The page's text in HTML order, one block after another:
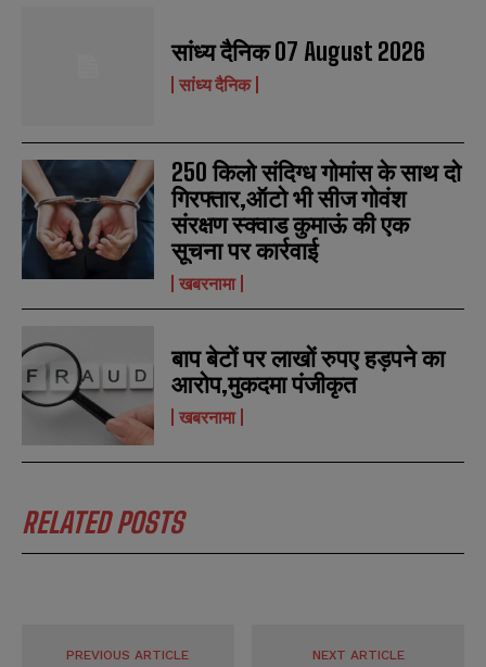
N
m
e
*
E
m
i
u
e
r
s
SUBMIT
N
m
e
*
E
m
i
u
e
r
s
SUBMIT
सांध्य दैनिक 07 August 2026
सांध्य दैनिक
250 किलो संदिग्ध गोमांस के साथ दो
गिरफ्तार,ऑटो भी सीज गोवंश
संरक्षण स्क्वाड कुमाऊं की एक
सूचना पर कार्रवाई
खबरनामा
बाप बेटों पर लाखों रुपए हड़पने का
आरोप,मुकदमा पंजीकृत
खबरनामा
RELATED POSTS
PREVIOUS ARTICLE NEXT ARTICLE